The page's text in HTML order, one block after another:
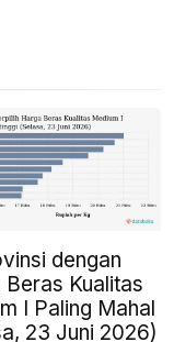
dengan
Beras Kualitas
I Paling Mahal
23 Juni 2026)